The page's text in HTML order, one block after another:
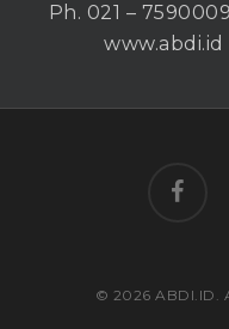
Ph. 021 –
www.abdi.id
© 2026 ABDI.ID.